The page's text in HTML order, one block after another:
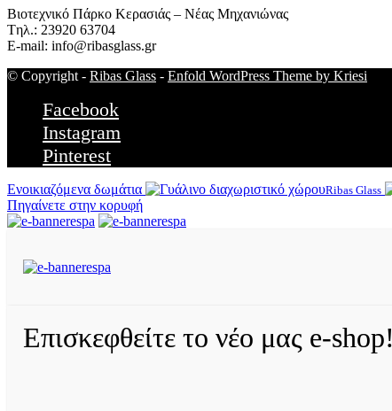
Βιοτεχνικό Πάρκο Κερασιάς – Νέας Μηχανιώνας
Tηλ.: 23920 63704
E-mail: info@ribasglass.gr
© Copyright - Ribas Glass - Enfold WordPress Theme by Kriesi
Facebook
Instagram
Pinterest
Ενοικιαζόμενα δωμάτια Ribas Glass
Πηγαίνετε στην κορυφή
Επισκεφθείτε το νέο μας e-shop!